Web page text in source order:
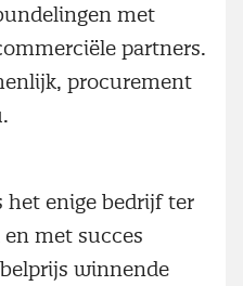
met
partners.
procurement
het enige bedrijf ter
met succes
winnende